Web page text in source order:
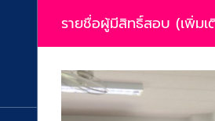
รายชื่อผู้มีสิทธิ์สอบ (เพิ่ม
View
Larger
Image